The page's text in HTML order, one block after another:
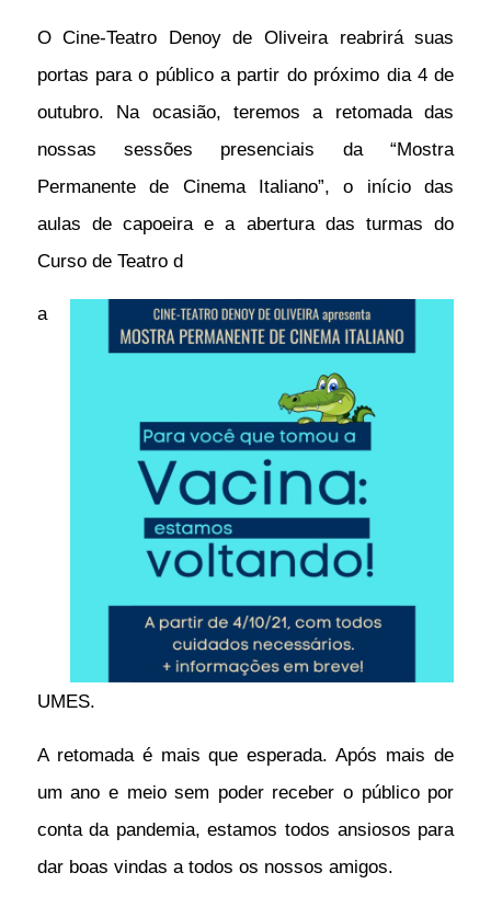
O Cine-Teatro Denoy de Oliveira reabrirá suas
portas para o público a partir do próximo dia 4 de
outubro. Na ocasião, teremos a retomada das
nossas sessões presenciais da “Mostra
Permanente de Cinema Italiano”, o início das
aulas de capoeira e a abertura das turmas do
Curso de Teatro d
a
UMES.
A retomada é mais que esperada. Após mais de
um ano e meio sem poder receber o público por
conta da pandemia, estamos todos ansiosos para
dar boas vindas a todos os nossos amigos.